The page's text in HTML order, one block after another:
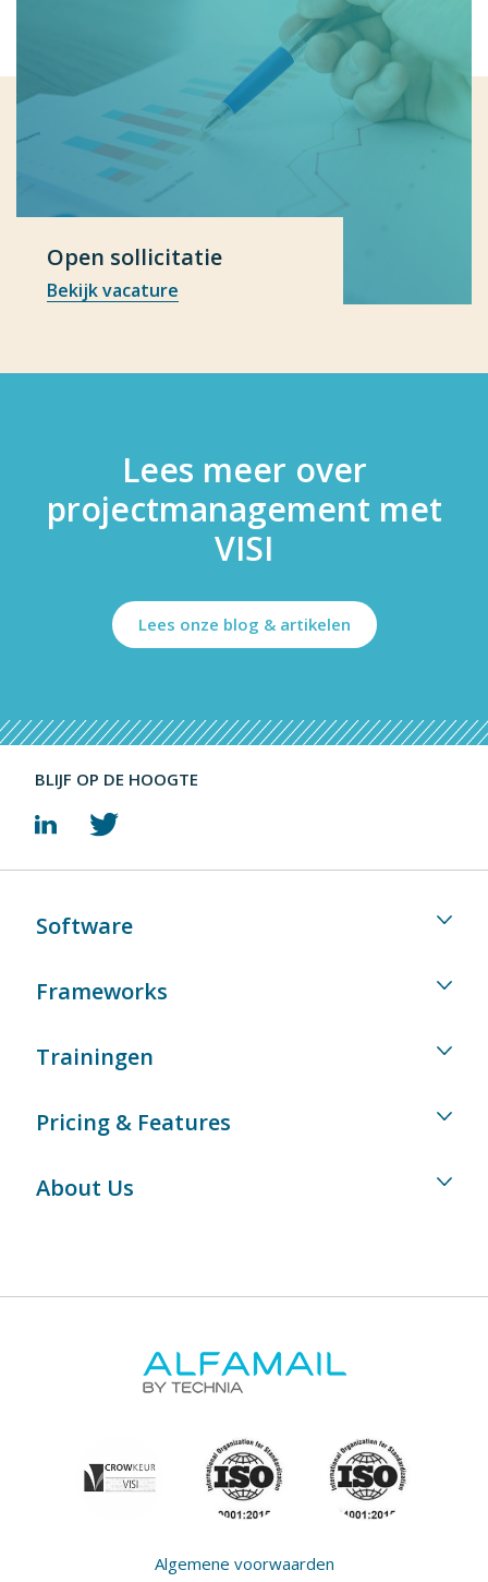
Open sollicitatie
Bekijk vacature
Lees meer over
projectmanagement met
VISI
Lees onze blog & artikelen
BLIJF OP DE HOOGTE
Software
Frameworks
Trainingen
Pricing & Features
About Us
Algemene voorwaarden